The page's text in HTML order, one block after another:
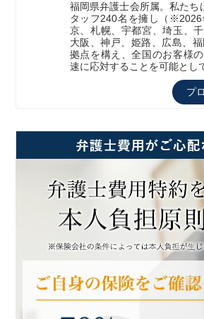
福岡県弁護士会所属。私たち
タッフ240名を擁し（
京、札幌、宇都宮、埼玉、
大阪、神戸、姫路、広島、
拠点を構え、全国のお客様
速に応対することを可能とし
プ